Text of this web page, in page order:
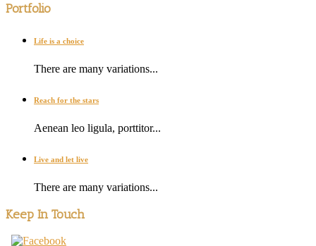
Portfolio
Life is a choice
There are many variations...
Reach for the stars
Aenean leo ligula, porttitor...
Live and let live
There are many variations...
Keep In Touch